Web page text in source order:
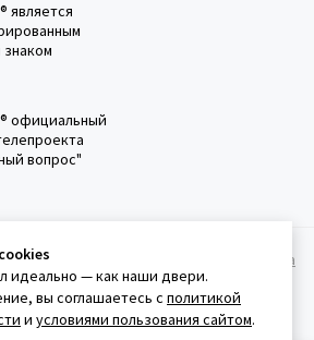
является
официальный
вопрос"
Карта сайта
Политика
Условия использования сайта
идеально — как наши двери.
вы соглашаетесь с политикой
и условиями пользования сайтом.